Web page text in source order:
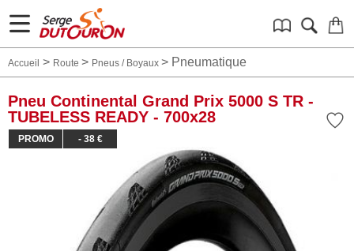
Accueil > Route > Pneus / Boyaux > Pneumatique
Pneu Continental Grand Prix 5000 S TR -
TUBELESS READY - 700x28
PROMO - 38 €